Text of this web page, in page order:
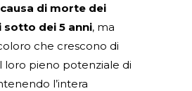
di morte dei
sotto dei 5 anni, ma
che crescono di
loro pieno potenziale di
l’intera